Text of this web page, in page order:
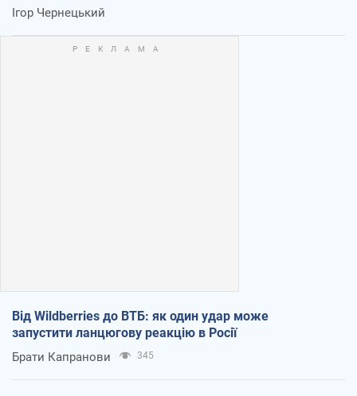
Ігор Чернецький
Від Wildberries до ВТБ: як один удар може
запустити ланцюгову реакцію в Росії
Брати Капранови 345